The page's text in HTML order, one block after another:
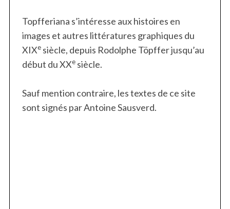
Topfferiana s’intéresse aux histoires en
images et autres littératures graphiques du
XIXesiècle, depuis Rodolphe Töpffer jusqu’au
début du XXesiècle.
Sauf mention contraire, les textes de ce site
sont signés par Antoine Sausverd.